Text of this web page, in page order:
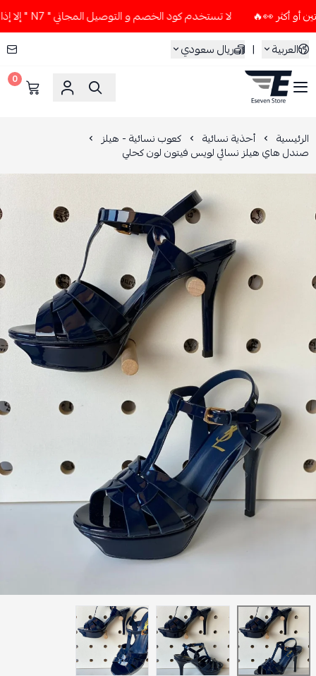
لا تستخدم كود الخصم و التوصيل المجاني " N7 " إلا إذا طلبت قطعتين أو أكثر 👀🔥
العربية
| ريال سعودي
ESEVEN STORE
0
الرئيسية أحذية نسائية كعوب نسائية - هيلز
صندل هاي هيلز نسائي لويس فيتون لون كحلي